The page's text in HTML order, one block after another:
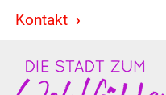
Kontakt